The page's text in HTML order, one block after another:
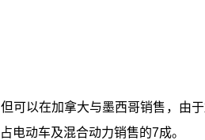
可以在加拿大与墨西哥销售，由
电动车及混合动力销售的7成。